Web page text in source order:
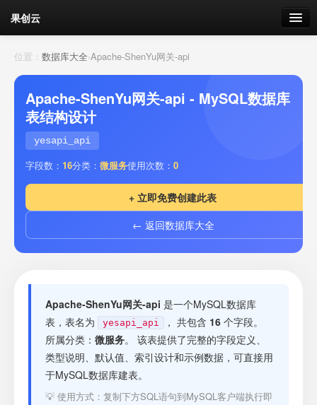
果创云
数据表单
API接口
云存储
流量 剩余接口流量
套餐
接口测试
位置： 数据库大全›Apache-ShenYu网关-api
Apache-ShenYu网关-api - MySQL数据库
表结构设计
yesapi_api
字段数： 16分类： 微服务使用次数： 0
+ 立即免费创建此表
← 返回数据库大全
Apache-ShenYu网关-api 是一个MySQL数据库
表，表名为
yesapi_api ， 共包含 16 个字段。
所属分类： 微服务。 该表提供了完整的字段定义、
类型说明、默认值、索引设计和示例数据，可直接用
于MySQL数据库建表。
💡 使用方式：复制下方SQL语句到MySQL客户端执行即